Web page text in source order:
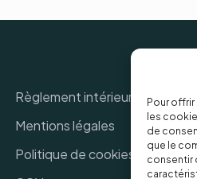
Pour
les
de
que le
consentir
Règlement intérieur
Mentions légales
Politique de cookies